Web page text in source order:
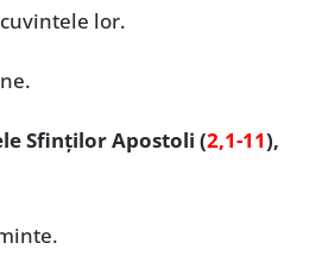
lor.
Sfinților Apostoli (2,1-11),